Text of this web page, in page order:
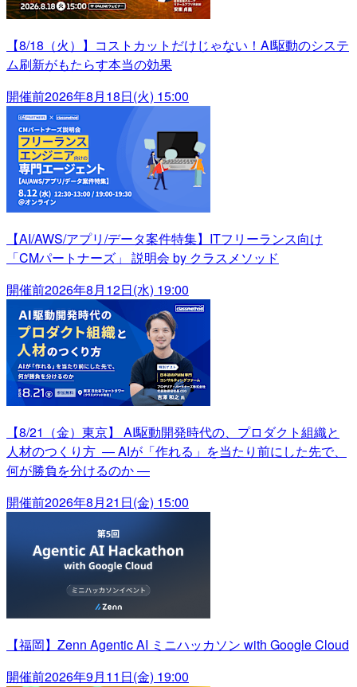
【8/18（火）】コストカットだけじゃない！AI駆動のシステ
ム刷新がもたらす本当の効果
開催前2026年8月18日(火) 15:00
【AI/AWS/アプリ/データ案件特集】ITフリーランス向け
「CMパートナーズ」 説明会 by クラスメソッド
開催前2026年8月12日(水) 19:00
【8/21（金）東京】 AI駆動開発時代の、プロダクト組織と
人材のつくり方 ― AIが「作れる」を当たり前にした先で、
何が勝負を分けるのか ―
開催前2026年8月21日(金) 15:00
【福岡】Zenn Agentic AI ミニハッカソン with Google Cloud
開催前2026年9月11日(金) 19:00